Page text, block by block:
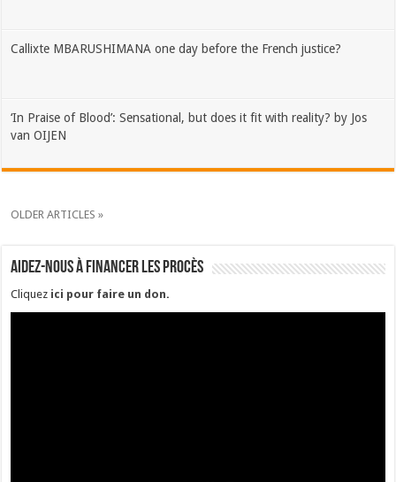
Callixte MBARUSHIMANA one day before the French justice?
‘In Praise of Blood’: Sensational, but does it fit with reality? by Jos
van OIJEN
OLDER ARTICLES »
Aidez-nous à financer les procès
Cliquez ici pour faire un don.